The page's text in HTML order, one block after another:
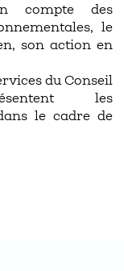
compte des
le
son action en
du Conseil
les
le cadre de